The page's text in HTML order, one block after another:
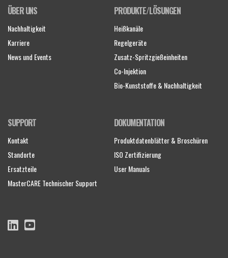
ÜBER UNS
Nachhaltigkeit
Karriere
News und Events
SUPPORT
Kontakt
Standorte
Ersatzteile
MasterCARE Technischer Support
PRODUKTE/LÖSUNGEN
Heißkanäle
Regelgeräte
Zusatz-Spritzgießeinheiten
Co-Injektion
Bio-Kunststoffe & Nachhaltigkeit
DOKUMENTATION
Produktdatenblätter & Broschüren
ISO Zertifizierung
User Manuals